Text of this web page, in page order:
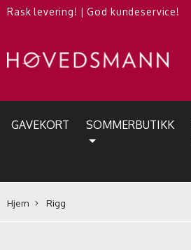
Rask levering! |God kundeservice!
GAVEKORT SOMMERBUTIKK
Hjem Rigg